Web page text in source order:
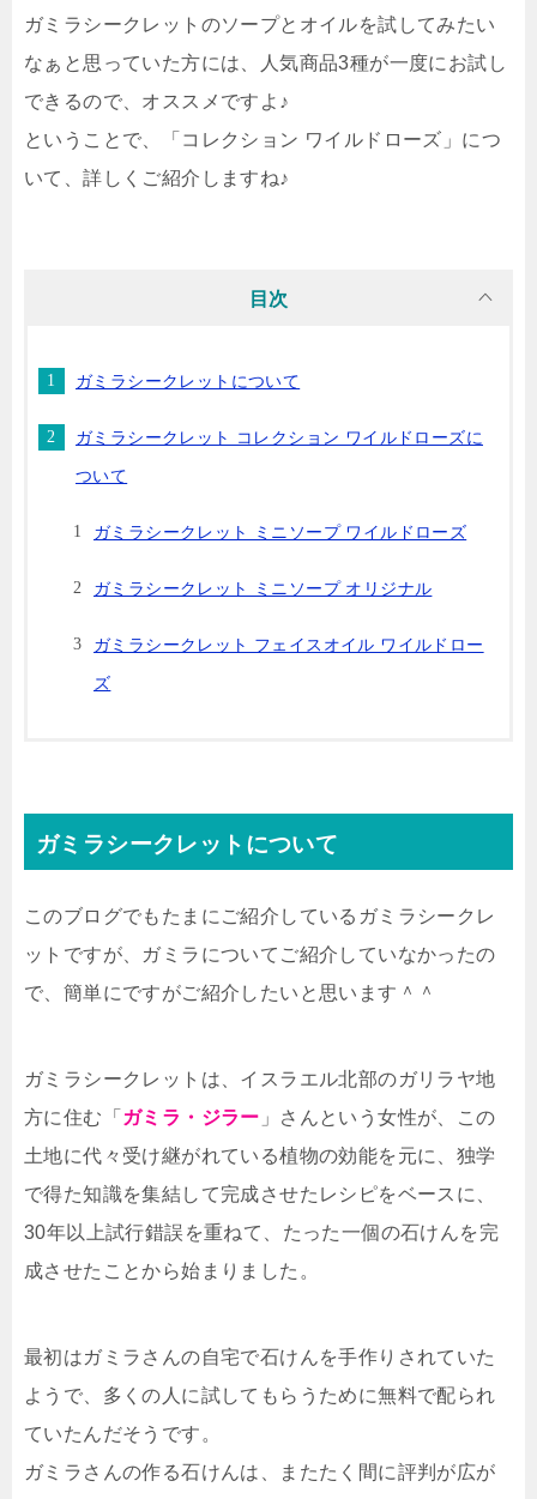
ガミラシークレットのソープとオイルを試してみたい
なぁと思っていた方には、人気商品3種が一度にお試し
できるので、オススメですよ♪
ということで、「コレクション ワイルドローズ」につ
いて、詳しくご紹介しますね♪
目次
ガミラシークレットについて
ガミラシークレット コレクション ワイルドローズに
ついて
ガミラシークレット ミニソープ ワイルドローズ
ガミラシークレット ミニソープ オリジナル
ガミラシークレット フェイスオイル ワイルドロー
ズ
ガミラシークレットについて
このブログでもたまにご紹介しているガミラシークレ
ットですが、ガミラについてご紹介していなかったの
で、簡単にですがご紹介したいと思います＾＾
ガミラシークレットは、イスラエル北部のガリラヤ地
方に住む「 ガミラ・ジラー 」さんという女性が、この
土地に代々受け継がれている植物の効能を元に、独学
で得た知識を集結して完成させたレシピをベースに、
30年以上試行錯誤を重ねて、たった一個の石けんを完
成させたことから始まりました。
最初はガミラさんの自宅で石けんを手作りされていた
ようで、多くの人に試してもらうために無料で配られ
ていたんだそうです。
ガミラさんの作る石けんは、またたく間に評判が広が